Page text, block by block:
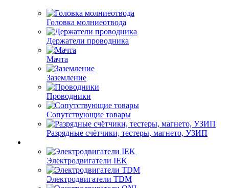
Головка молниеотвода
Держатели проводника
Мачта
Заземление
Проводники
Сопутствующие товары
Разрядные счётчики, тестеры, магнето, УЗИП
Электродвигатели IEK
Электродвигатели TDM